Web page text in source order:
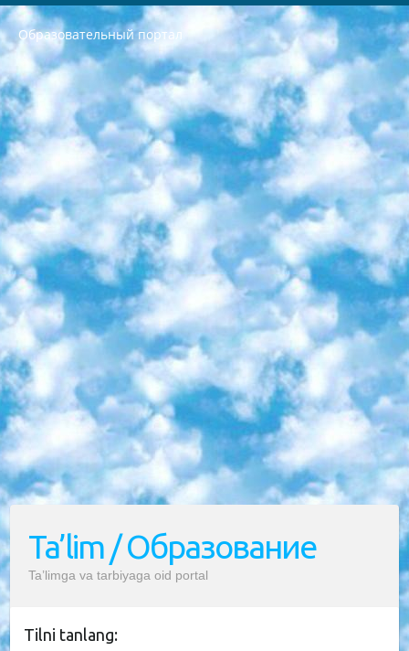
Образовательный портал
РЕСПУБЛИКА УЗБЕКИСТАН МИНИСТРЕРСТВО ДОШКОЛЬНОГО И ШКОЛЬНОГО ОБРАЗОВАНИЯ КОМАНДА в общеобразовательных учреждениях в 2023-2024 учебном году организация и проведение итоговой государственной аттестации обучающихся о Министра дошкольного и школьного образования Республики Узбекистан от 4 марта 2008 года (постановлением Минюста от 20 марта 2008 года № 1778 государственной регистрации) «Итоговое состояние учащихся общего среднего образования на основании положения об утверждении положения об аттестации общего среднего образования выпускной экзамен студентов в образовательных учреждениях в 2023-2024 учебном году В целях организации и прохождения аттестации приказываю: 1. Следующее: перечень предметов, по которым будет проводиться итоговая государственная аттестация и экзамен формы перевода согласно приложению 1; сертификаты международного образца, оценивающие уровень владения иностранными языками перечень согласно приложению 2; 2. Педагогический при специализированных образовательных учреждениях. научно-практический центр квалификации и международной оценки (Д.Давидова) 2024 г. До 25 марта: задания по предметам, по которым будет проводиться итоговая аттестация разработка и утверждение технических условий; итоговая аттестация на основании разработанного предметного задания разработка вопросов по предметам (устно и письменно), экзамен передача; общеобразовательные средние школы и специальные учебные заведения учащиеся выпускных классов школ и интернатов в агентской системе подготовка базы данных экзаменационных материалов и критериев оценки; перевод базы экзаменационных материалов на все языки обучения подать в Республиканский образовательный центр для изготовления; варианты экзаменов на основе разработанных контрольных материалов пусть будут поставлены задачи формирования. 3. Республиканский образовательный центр (Ш.Худайкулов) до 5 апреля 2024 года. до: база данных предоставленных экзаменационных материалов на все языки обучения перевод и экспертиза; для слепых, слабовидящих, глухих, слабослышащих и умственно отсталых детей учащиеся выпускных классов специализированных школ и школ-интернатов база данных экзаменационных материалов на всех преподаваемых языках подготовка критериев оценки; специализированные школы для умственно отсталых детей и технологии для учащихся выпускных классов школ-интернатов разработка соответствующих рекомендаций и критериев проведения ЕГЭ по естествознанию давать задания. 4. Педагогический при специализированных образовательных учреждениях. Научно-практический центр навыков и международной оценки (Д.Давидова), Республика образовательный центр (Худайкулов Ш.) итоговый государственный аттестационный экзамен ориентирован на творческое и логическое мышление при подготовке базы материалов учитывать введение заданий. 5. Следует отметить, что: сертификат государственного образца о знании общеобразовательного предмета и как минимум национальный уровень B1 по предметам на иностранных языках, указанным в Приложении 2. или международно признанный сертификат эквивалентного уровня студенты, изучающие определенный предмет, освобождаются от экзамена; по соответствующим предметам запланирована итоговая государственная аттестация за день до дня, путем жеребьевки Рабочей группой (в письменной форме по предметам, проводимым в форме) из числа сформированных вариантов выбрано 2 варианта; 2 выбранных варианта экзамена анонсированы на официальном сайте министерства и все выпускники по всей стране на основе этих вариантов проводит итоговую государственную аттестацию. 6. Государственное образование учащихся средних общеобразовательных учреждений. знания в соответствии с квалификационными требованиями, которые необходимо приобрести на основании стандартов итоговый (выпускной) контроль для 9 и 11 классов в целях тестирования Экзамены (далее – экзамены) состоят из предметов, перечисленных в приложении 1. будет сделано. 7. Экзамены пройдут с 26 мая по 15 июня 2024 г. (кроме науки физического воспитания). 8. Физическая для учащихся 9 классов общесредних образовательных учреждений. Экзамены по предмету «Образование, квалификация медицина» 1-6 мая 2024 года. сотрудники перевести под присмотр (с отклонениями в физическом или умственном развитии) специализированная школа для детей, школы-интернаты и со сколиозом школы-интернаты санаторного типа для больных детей исключены). 9. Он был слепым, слабовидящим и имел нарушения опорно-двигательного аппарата. экзамены в специализированных школах и интернатах для детей должны проводиться исходя из требований, предъявляемых к общеобразовательным учреждениям (физкультура кроме науки). 10. Специализированная школа для глухих и слабослышащих детей. и экзамены в интернатах и быть реализован в виде письменного теста по математике. 11. Специальность для умственно отсталых детей. Для 9 класса Родной язык и литературное письмо Государственный язык (язык обучения – узбекский). для неклассов) написано Математическое письмо Письменная/устная история Узбекистана Физическое воспитание практично Итоговый контроль Для 11 класса Написание родного языка и литературы (эссе) Математическое письмо Узбекский язык (обучение на узбекском языке) не посещающее общее среднее образование для учреждений)/Образовательное учреждение выбор письменный и устный Иностранный язык письменный/устный Письменная/устная история Узбекистана *По выбору студента:  Химия  Физика  Основы государственного права  География 10 бесплатных образовательных ресурсов - Мы составили подборку онлайн-проектов с интерактивными упражнениями, видеолекциями и статьями. Они помогут вам обрести новые и освежить старые знания бесплатно. 1. «ИНТУИТ» Старейшая образовательная площадка Рунета. Здесь вы найдёте сотни текстовых и видеокурсов на десятки различных тем — от программирования до психологии. Многие курсы подготовлены российскими университетами и крупными международными компаниями вроде Intel и Microsoft. Самостоятельное обучение бесплатное, но желающие могут оплатить услуги персональных наставников. 2. «Смартия» знакомит с актуальными профессиями и подсказывает, как им обучаться. Выбрав заинтересовавшую вас специальность — SMM-специалист, фотограф, веб-дизайнер или другую, — увидите список необходимых для неё умений. Чтобы вы могли освоить их самостоятельно, для каждого умения площадка отображает подборку ссылок на учебные материалы. Хотя «Смартия» ориентируется на русскоязычную аудиторию, часть контента всё же доступна только на английском. 3. «Лекторий Физтеха» Проект Московского физико-технического института (Физтеха). С его помощью вы можете смотреть онлайн серии лекций, записанные на видео в этом вузе. В числе доступных предметов — физика, биология, химия, информационные технологии и другие. К некоторым лекциям администрация ресурса прилагает готовые конспекты, которые можно скачивать в PDF-формате. 4. ITMOcourses Онлайн-площадка Санкт-Петербургского национального исследовательского университета информационных технологий, механики и оптики (ИТМО). Ресурс предоставляет свободный доступ к курсам, разработанным в этом вузе. Каталог материалов разбит на четыре категории: «Оптические системы и технологии», «Приборостроение и робототехника», «Информационные технологии» и «Биотехнологии». Курсы состоят из видеолекций, интерактивных демонстраций и заданий. 5. «КиберЛенинка» Электронная научная библиотека открытого доступа. Каталог площадки регулярно обрастает текстами статей из различных научных изданий. Сгруппированные по журналам и рубрикам публикации можно читать онлайн или скачивать целиком в PDF-формате. Проект нацелен на популяризацию науки за счёт открытого доступа к качественной информации. 6. «ПостНаука» На этом ресурсе публикуют подборки видеолекций, составленные экспертами из разных отраслей и объединённые общими темами. Среди них, к примеру, есть серии «Биоинформатика и геномика», «Культура средневековой Скандинавии» и Cinema Studies о теории кино. Каждая подборка лекций — логически связанная история, рассказанная экспертом от первого лица. Кроме того, на сайте появляются научно-образовательные статьи и тесты на разные темы. 7. «Newочём» Команда проекта «Newочём» отбирает самые интересные тексты из англоязычных СМИ и переводит те из них, за которые голосуют участники сообщества «ВКонтакте». По большей части это научно-популярные статьи. Редакторы придумывают лишь заголовки, в остальном содержание переводов соответствует оригиналам. Полные тексты можно читать прямо в социальной сети. 8. InternetUrok Онлайн-база материалов по основным дисциплинам школьной программы. Информация на сайте структурирована по классам, предметам и темам (урокам). Каждый урок состоит из видеолекций и конспектов. Есть также интерактивные тренажёры и тесты для закрепления пройденного материала. Даже если вы давно окончили школу, возможность повторить программу старших классов всегда может пригодиться. 9. Edutainme Ещё один ресурс об образовании. В отличие от Newtonew, как мне кажется, Edutainme больше ориентируется на представителей индустрии: педагогов, предпринимателей, разработчиков образовательных проектов. Но и любой, кто просто стремится к саморазвитию, найдёт на сайте много полезного и интересного для себя. Например, информацию о новых курсах и образовательных сервисах. 10. Newtonew Онлайн-медиа об образовании и обучении в широком смысле. Авторы Newtonew пишут об инструментах, заведениях, тактиках и стратегиях, которые помогают учить других и получать новые знания самостоятельно. На этой площадке вы найдёте новости, обзоры, аналитические мат
Ta’lim / Образование
Ta’limga va tarbiyaga oid portal
Tilni tanlang: